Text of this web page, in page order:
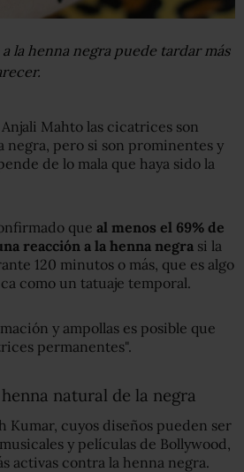
la henna negra puede tardar más
Mahto las cicatrices son
negra, pero si son prominentes y
de lo mala que haya sido la
que al menos el 69% de
reacción a la henna negra si la
120 minutos o más, que es algo
como un tatuaje temporal.
y ampollas es posible que
permanentes".
natural de la negra
Kumar, cuyos diseños pueden ser
y películas de Bollywood,
activas contra la henna negra.